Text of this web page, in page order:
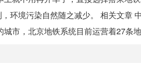
环境污染自然随之减少。 相关文章
市，北京地铁系统目前运营着27条地